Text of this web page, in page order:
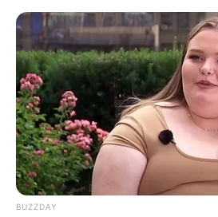
HOME
INSPIRASI
STYLE
FILM &
SERIES
NGAKAK
QUOTES
HYPE
MORE
BUZZDAY